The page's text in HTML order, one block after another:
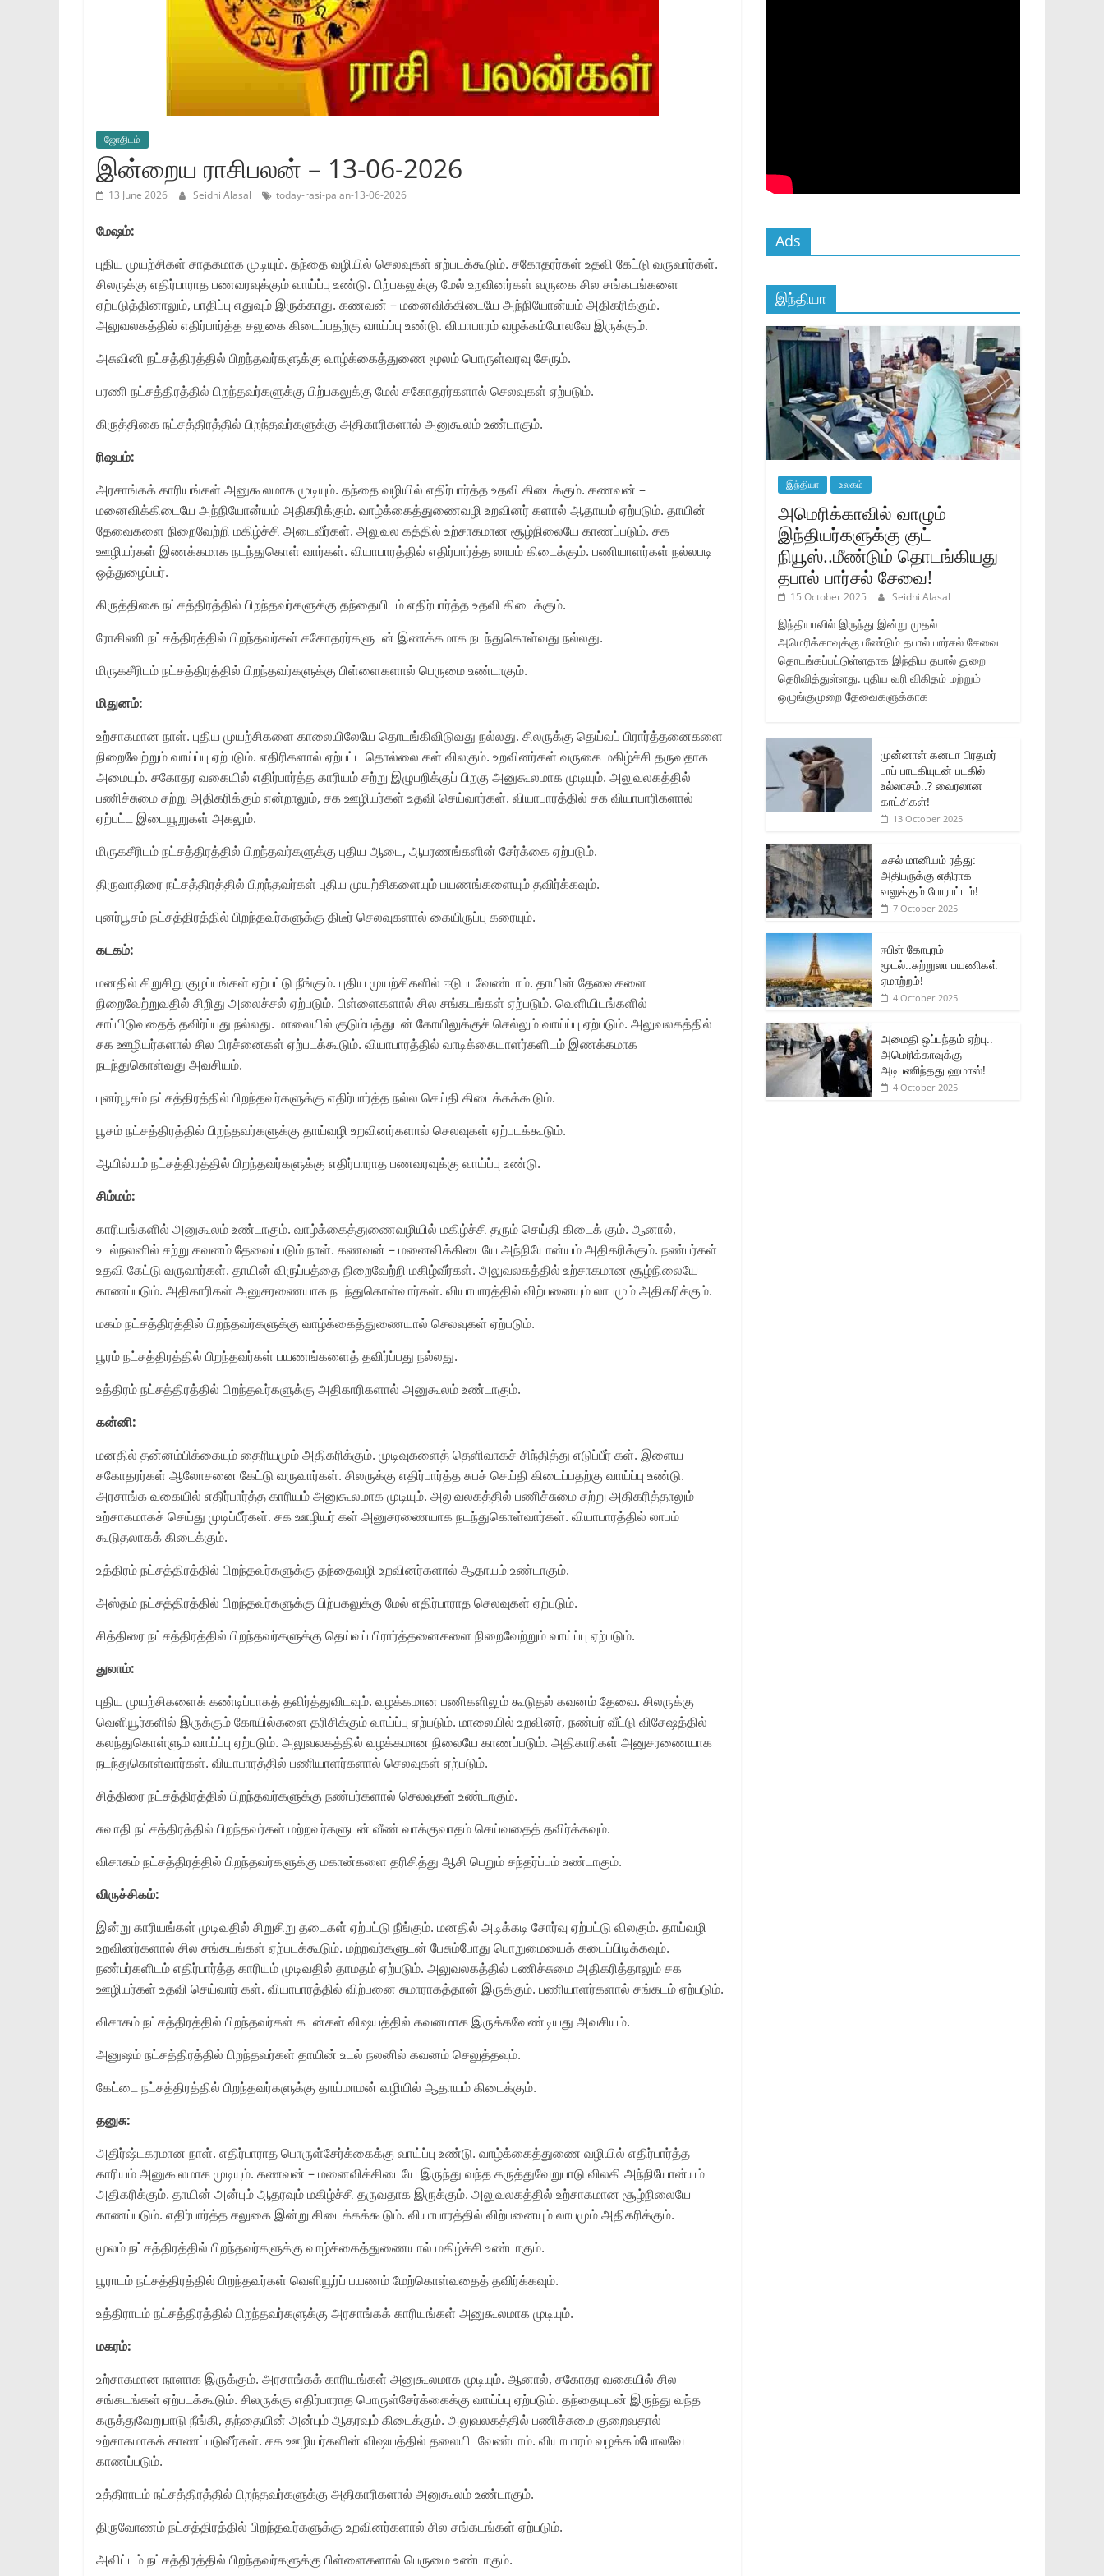
ஜோ‌திட‌ம்
இன்றைய ராசிபலன் – 13-06-2026
13 June 2026 Seidhi Alasal today-rasi-palan-13-06-2026
மேஷம்:
புதிய முயற்சிகள் சாதகமாக முடியும். தந்தை வழியில் செலவுகள் ஏற்படக்கூடும். சகோதரர்கள் உதவி கேட்டு வருவார்கள்.
சிலருக்கு எதிர்பாராத பணவரவுக்கும் வாய்ப்பு உண்டு. பிற்பகலுக்கு மேல் உறவினர்கள் வருகை சில சங்கடங்களை
ஏற்படுத்தினாலும், பாதிப்பு எதுவும் இருக்காது. கணவன் – மனைவிக்கிடையே அந்நியோன்யம் அதிகரிக்கும்.
அலுவலகத்தில் எதிர்பார்த்த சலுகை கிடைப்பதற்கு வாய்ப்பு உண்டு. வியாபாரம் வழக்கம்போலவே இருக்கும்.
அசுவினி நட்சத்திரத்தில் பிறந்தவர்களுக்கு வாழ்க்கைத்துணை மூலம் பொருள்வரவு சேரும்.
பரணி நட்சத்திரத்தில் பிறந்தவர்களுக்கு பிற்பகலுக்கு மேல் சகோதரர்களால் செலவுகள் ஏற்படும்.
கிருத்திகை நட்சத்திரத்தில் பிறந்தவர்களுக்கு அதிகாரிகளால் அனுகூலம் உண்டாகும்.
ரிஷபம்:
அரசாங்கக் காரியங்கள் அனுகூலமாக முடியும். தந்தை வழியில் எதிர்பார்த்த உதவி கிடைக்கும். கணவன் –
மனைவிக்கிடையே அந்நியோன்யம் அதிகரிக்கும். வாழ்க்கைத்துணைவழி உறவினர் களால் ஆதாயம் ஏற்படும். தாயின்
தேவைகளை நிறைவேற்றி மகிழ்ச்சி அடைவீர்கள். அலுவல கத்தில் உற்சாகமான சூழ்நிலையே காணப்படும். சக
ஊழியர்கள் இணக்கமாக நடந்துகொள் வார்கள். வியாபாரத்தில் எதிர்பார்த்த லாபம் கிடைக்கும். பணியாளர்கள் நல்லபடி
ஒத்துழைப்பர்.
கிருத்திகை நட்சத்திரத்தில் பிறந்தவர்களுக்கு தந்தையிடம் எதிர்பார்த்த உதவி கிடைக்கும்.
ரோகிணி நட்சத்திரத்தில் பிறந்தவர்கள் சகோதரர்களுடன் இணக்கமாக நடந்துகொள்வது நல்லது.
மிருகசீரிடம் நட்சத்திரத்தில் பிறந்தவர்களுக்கு பிள்ளைகளால் பெருமை உண்டாகும்.
மிதுனம்:
உற்சாகமான நாள். புதிய முயற்சிகளை காலையிலேயே தொடங்கிவிடுவது நல்லது. சிலருக்கு தெய்வப் பிரார்த்தனைகளை
நிறைவேற்றும் வாய்ப்பு ஏற்படும். எதிரிகளால் ஏற்பட்ட தொல்லை கள் விலகும். உறவினர்கள் வருகை மகிழ்ச்சி தருவதாக
அமையும். சகோதர வகையில் எதிர்பார்த்த காரியம் சற்று இழுபறிக்குப் பிறகு அனுகூலமாக முடியும். அலுவலகத்தில்
பணிச்சுமை சற்று அதிகரிக்கும் என்றாலும், சக ஊழியர்கள் உதவி செய்வார்கள். வியாபாரத்தில் சக வியாபாரிகளால்
ஏற்பட்ட இடையூறுகள் அகலும்.
மிருகசீரிடம் நட்சத்திரத்தில் பிறந்தவர்களுக்கு புதிய ஆடை, ஆபரணங்களின் சேர்க்கை ஏற்படும்.
திருவாதிரை நட்சத்திரத்தில் பிறந்தவர்கள் புதிய முயற்சிகளையும் பயணங்களையும் தவிர்க்கவும்.
புனர்பூசம் நட்சத்திரத்தில் பிறந்தவர்களுக்கு திடீர் செலவுகளால் கையிருப்பு கரையும்.
கடகம்:
மனதில் சிறுசிறு குழப்பங்கள் ஏற்பட்டு நீங்கும். புதிய முயற்சிகளில் ஈடுபடவேண்டாம். தாயின் தேவைகளை
நிறைவேற்றுவதில் சிறிது அலைச்சல் ஏற்படும். பிள்ளைகளால் சில சங்கடங்கள் ஏற்படும். வெளியிடங்களில்
சாப்பிடுவதைத் தவிர்ப்பது நல்லது. மாலையில் குடும்பத்துடன் கோயிலுக்குச் செல்லும் வாய்ப்பு ஏற்படும். அலுவலகத்தில்
சக ஊழியர்களால் சில பிரச்னைகள் ஏற்படக்கூடும். வியாபாரத்தில் வாடிக்கையாளர்களிடம் இணக்கமாக
நடந்துகொள்வது அவசியம்.
புனர்பூசம் நட்சத்திரத்தில் பிறந்தவர்களுக்கு எதிர்பார்த்த நல்ல செய்தி கிடைக்கக்கூடும்.
பூசம் நட்சத்திரத்தில் பிறந்தவர்களுக்கு தாய்வழி உறவினர்களால் செலவுகள் ஏற்படக்கூடும்.
ஆயில்யம் நட்சத்திரத்தில் பிறந்தவர்களுக்கு எதிர்பாராத பணவரவுக்கு வாய்ப்பு உண்டு.
சிம்மம்:
காரியங்களில் அனுகூலம் உண்டாகும். வாழ்க்கைத்துணைவழியில் மகிழ்ச்சி தரும் செய்தி கிடைக் கும். ஆனால்,
உடல்நலனில் சற்று கவனம் தேவைப்படும் நாள். கணவன் – மனைவிக்கிடையே அந்நியோன்யம் அதிகரிக்கும். நண்பர்கள்
உதவி கேட்டு வருவார்கள். தாயின் விருப்பத்தை நிறைவேற்றி மகிழ்வீர்கள். அலுவலகத்தில் உற்சாகமான சூழ்நிலையே
காணப்படும். அதிகாரிகள் அனுசரணையாக நடந்துகொள்வார்கள். வியாபாரத்தில் விற்பனையும் லாபமும் அதிகரிக்கும்.
மகம் நட்சத்திரத்தில் பிறந்தவர்களுக்கு வாழ்க்கைத்துணையால் செலவுகள் ஏற்படும்.
பூரம் நட்சத்திரத்தில் பிறந்தவர்கள் பயணங்களைத் தவிர்ப்பது நல்லது.
உத்திரம் நட்சத்திரத்தில் பிறந்தவர்களுக்கு அதிகாரிகளால் அனுகூலம் உண்டாகும்.
கன்னி:
மனதில் தன்னம்பிக்கையும் தைரியமும் அதிகரிக்கும். முடிவுகளைத் தெளிவாகச் சிந்தித்து எடுப்பீர் கள். இளைய
சகோதரர்கள் ஆலோசனை கேட்டு வருவார்கள். சிலருக்கு எதிர்பார்த்த சுபச் செய்தி கிடைப்பதற்கு வாய்ப்பு உண்டு.
அரசாங்க வகையில் எதிர்பார்த்த காரியம் அனுகூலமாக முடியும். அலுவலகத்தில் பணிச்சுமை சற்று அதிகரித்தாலும்
உற்சாகமாகச் செய்து முடிப்பீர்கள். சக ஊழியர் கள் அனுசரணையாக நடந்துகொள்வார்கள். வியாபாரத்தில் லாபம்
கூடுதலாகக் கிடைக்கும்.
உத்திரம் நட்சத்திரத்தில் பிறந்தவர்களுக்கு தந்தைவழி உறவினர்களால் ஆதாயம் உண்டாகும்.
அஸ்தம் நட்சத்திரத்தில் பிறந்தவர்களுக்கு பிற்பகலுக்கு மேல் எதிர்பாராத செலவுகள் ஏற்படும்.
சித்திரை நட்சத்திரத்தில் பிறந்தவர்களுக்கு தெய்வப் பிரார்த்தனைகளை நிறைவேற்றும் வாய்ப்பு ஏற்படும்.
துலாம்:
புதிய முயற்சிகளைக் கண்டிப்பாகத் தவிர்த்துவிடவும். வழக்கமான பணிகளிலும் கூடுதல் கவனம் தேவை. சிலருக்கு
வெளியூர்களில் இருக்கும் கோயில்களை தரிசிக்கும் வாய்ப்பு ஏற்படும். மாலையில் உறவினர், நண்பர் வீட்டு விசேஷத்தில்
கலந்துகொள்ளும் வாய்ப்பு ஏற்படும். அலுவலகத்தில் வழக்கமான நிலையே காணப்படும். அதிகாரிகள் அனுசரணையாக
நடந்துகொள்வார்கள். வியாபாரத்தில் பணியாளர்களால் செலவுகள் ஏற்படும்.
சித்திரை நட்சத்திரத்தில் பிறந்தவர்களுக்கு நண்பர்களால் செலவுகள் உண்டாகும்.
சுவாதி நட்சத்திரத்தில் பிறந்தவர்கள் மற்றவர்களுடன் வீண் வாக்குவாதம் செய்வதைத் தவிர்க்கவும்.
விசாகம் நட்சத்திரத்தில் பிறந்தவர்களுக்கு மகான்களை தரிசித்து ஆசி பெறும் சந்தர்ப்பம் உண்டாகும்.
விருச்சிகம்:
இன்று காரியங்கள் முடிவதில் சிறுசிறு தடைகள் ஏற்பட்டு நீங்கும். மனதில் அடிக்கடி சோர்வு ஏற்பட்டு விலகும். தாய்வழி
உறவினர்களால் சில சங்கடங்கள் ஏற்படக்கூடும். மற்றவர்களுடன் பேசும்போது பொறுமையைக் கடைப்பிடிக்கவும்.
நண்பர்களிடம் எதிர்பார்த்த காரியம் முடிவதில் தாமதம் ஏற்படும். அலுவலகத்தில் பணிச்சுமை அதிகரித்தாலும் சக
ஊழியர்கள் உதவி செய்வார் கள். வியாபாரத்தில் விற்பனை சுமாராகத்தான் இருக்கும். பணியாளர்களால் சங்கடம் ஏற்படும்.
விசாகம் நட்சத்திரத்தில் பிறந்தவர்கள் கடன்கள் விஷயத்தில் கவனமாக இருக்கவேண்டியது அவசியம்.
அனுஷம் நட்சத்திரத்தில் பிறந்தவர்கள் தாயின் உடல் நலனில் கவனம் செலுத்தவும்.
கேட்டை நட்சத்திரத்தில் பிறந்தவர்களுக்கு தாய்மாமன் வழியில் ஆதாயம் கிடைக்கும்.
தனுசு:
அதிர்ஷ்டகரமான நாள். எதிர்பாராத பொருள்சேர்க்கைக்கு வாய்ப்பு உண்டு. வாழ்க்கைத்துணை வழியில் எதிர்பார்த்த
காரியம் அனுகூலமாக முடியும். கணவன் – மனைவிக்கிடையே இருந்து வந்த கருத்துவேறுபாடு விலகி அந்நியோன்யம்
அதிகரிக்கும். தாயின் அன்பும் ஆதரவும் மகிழ்ச்சி தருவதாக இருக்கும். அலுவலகத்தில் உற்சாகமான சூழ்நிலையே
காணப்படும். எதிர்பார்த்த சலுகை இன்று கிடைக்கக்கூடும். வியாபாரத்தில் விற்பனையும் லாபமும் அதிகரிக்கும்.
மூலம் நட்சத்திரத்தில் பிறந்தவர்களுக்கு வாழ்க்கைத்துணையால் மகிழ்ச்சி உண்டாகும்.
பூராடம் நட்சத்திரத்தில் பிறந்தவர்கள் வெளியூர்ப் பயணம் மேற்கொள்வதைத் தவிர்க்கவும்.
உத்திராடம் நட்சத்திரத்தில் பிறந்தவர்களுக்கு அரசாங்கக் காரியங்கள் அனுகூலமாக முடியும்.
மகரம்:
உற்சாகமான நாளாக இருக்கும். அரசாங்கக் காரியங்கள் அனுகூலமாக முடியும். ஆனால், சகோதர வகையில் சில
சங்கடங்கள் ஏற்படக்கூடும். சிலருக்கு எதிர்பாராத பொருள்சேர்க்கைக்கு வாய்ப்பு ஏற்படும். தந்தையுடன் இருந்து வந்த
கருத்துவேறுபாடு நீங்கி, தந்தையின் அன்பும் ஆதரவும் கிடைக்கும். அலுவலகத்தில் பணிச்சுமை குறைவதால்
உற்சாகமாகக் காணப்படுவீர்கள். சக ஊழியர்களின் விஷயத்தில் தலையிடவேண்டாம். வியாபாரம் வழக்கம்போலவே
காணப்படும்.
உத்திராடம் நட்சத்திரத்தில் பிறந்தவர்களுக்கு அதிகாரிகளால் அனுகூலம் உண்டாகும்.
திருவோணம் நட்சத்திரத்தில் பிறந்தவர்களுக்கு உறவினர்களால் சில சங்கடங்கள் ஏற்படும்.
அவிட்டம் நட்சத்திரத்தில் பிறந்தவர்களுக்கு பிள்ளைகளால் பெருமை உண்டாகும்.
Ads
இந்தியா
இந்தியா உலகம்
அமெரிக்காவில் வாழும்
இந்தியர்களுக்கு குட்
நியூஸ்..மீண்டும் தொடங்கியது
தபால் பார்சல் சேவை!
15 October 2025 Seidhi Alasal
இந்தியாவில் இருந்து இன்று முதல்
அமெரிக்காவுக்கு மீண்டும் தபால் பார்சல் சேவை
தொடங்கப்பட்டுள்ளதாக இந்திய தபால் துறை
தெரிவித்துள்ளது. புதிய வரி விகிதம் மற்றும்
ஒழுங்குமுறை தேவைகளுக்காக
முன்னாள் கனடா பிரதமர்
பாப் பாடகியுடன் படகில்
உல்லாசம்..? வைரலான
காட்சிகள்!
13 October 2025
டீசல் மானியம் ரத்து:
அதிபருக்கு எதிராக
வலுக்கும் போராட்டம்!
7 October 2025
ஈபிள் கோபுரம்
மூடல்..சுற்றுலா பயணிகள்
ஏமாற்றம்!
4 October 2025
அமைதி ஒப்பந்தம் ஏற்பு..
அமெரிக்காவுக்கு
அடிபணிந்தது ஹமாஸ்!
4 October 2025